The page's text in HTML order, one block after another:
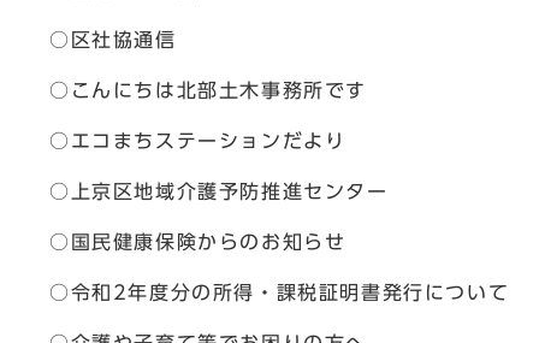
○区社協通信
○こんにちは北部土木事務所です
○エコまちステーションだより
○上京区地域介護予防推進センター
○国民健康保険からのお知らせ
○令和2年度分の所得・課税証明書発行について